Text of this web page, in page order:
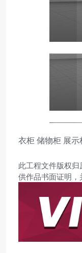
衣柜 储物柜 展
此工程文件版权
供作品书面证明，